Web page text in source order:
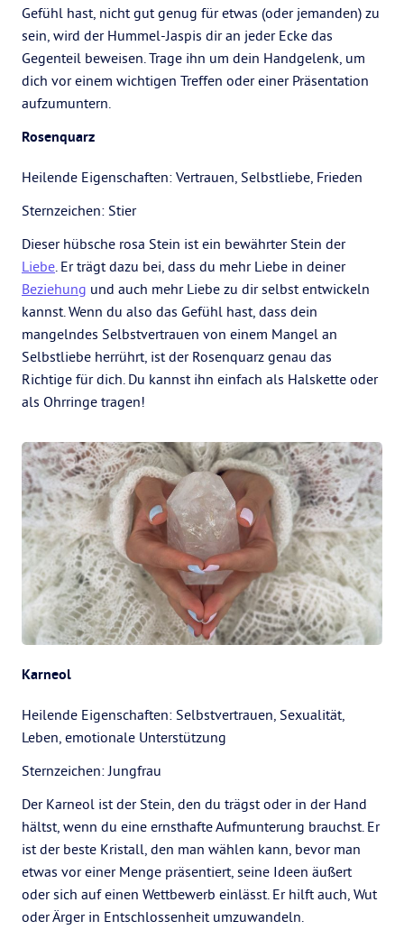
Gefühl hast, nicht gut genug für etwas (oder jemanden) zu
sein, wird der Hummel-Jaspis dir an jeder Ecke das
Gegenteil beweisen. Trage ihn um dein Handgelenk, um
dich vor einem wichtigen Treffen oder einer Präsentation
aufzumuntern.
Rosenquarz
Heilende Eigenschaften: Vertrauen, Selbstliebe, Frieden
Sternzeichen: Stier
Dieser hübsche rosa Stein ist ein bewährter Stein der
Liebe. Er trägt dazu bei, dass du mehr Liebe in deiner
Beziehung und auch mehr Liebe zu dir selbst entwickeln
kannst. Wenn du also das Gefühl hast, dass dein
mangelndes Selbstvertrauen von einem Mangel an
Selbstliebe herrührt, ist der Rosenquarz genau das
Richtige für dich. Du kannst ihn einfach als Halskette oder
als Ohrringe tragen!
Karneol
Heilende Eigenschaften: Selbstvertrauen, Sexualität,
Leben, emotionale Unterstützung
Sternzeichen: Jungfrau
Der Karneol ist der Stein, den du trägst oder in der Hand
hältst, wenn du eine ernsthafte Aufmunterung brauchst. Er
ist der beste Kristall, den man wählen kann, bevor man
etwas vor einer Menge präsentiert, seine Ideen äußert
oder sich auf einen Wettbewerb einlässt. Er hilft auch, Wut
oder Ärger in Entschlossenheit umzuwandeln.